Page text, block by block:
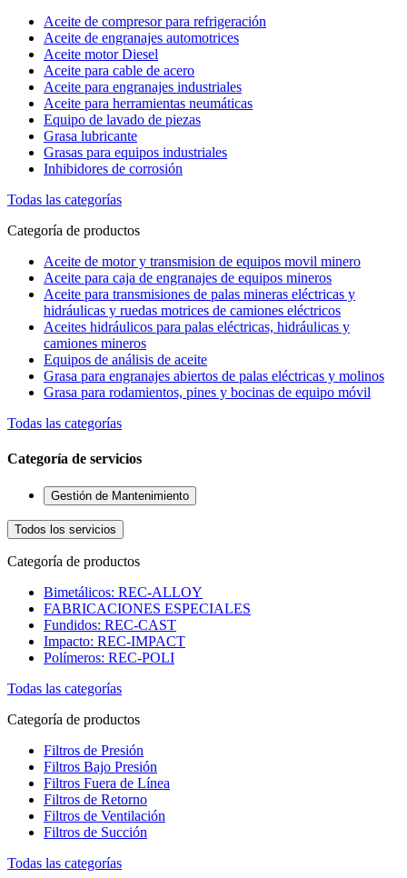
Aceite de compresor para refrigeración
Aceite de engranajes automotrices
Aceite motor Diesel
Aceite para cable de acero
Aceite para engranajes industriales
Aceite para herramientas neumáticas
Equipo de lavado de piezas
Grasa lubricante
Grasas para equipos industriales
Inhibidores de corrosión
Todas las categorías
Categoría de productos
Aceite de motor y transmision de equipos movil minero
Aceite para caja de engranajes de equipos mineros
Aceite para transmisiones de palas mineras eléctricas y
hidráulicas y ruedas motrices de camiones eléctricos
Aceites hidráulicos para palas eléctricas, hidráulicas y
camiones mineros
Equipos de análisis de aceite
Grasa para engranajes abiertos de palas eléctricas y molinos
Grasa para rodamientos, pines y bocinas de equipo móvil
Todas las categorías
Categoría de servicios
Gestión de Mantenimiento
Todos los servicios
Categoría de productos
Bimetálicos: REC-ALLOY
FABRICACIONES ESPECIALES
Fundidos: REC-CAST
Impacto: REC-IMPACT
Polímeros: REC-POLI
Todas las categorías
Categoría de productos
Filtros de Presión
Filtros Bajo Presión
Filtros Fuera de Línea
Filtros de Retorno
Filtros de Ventilación
Filtros de Succión
Todas las categorías